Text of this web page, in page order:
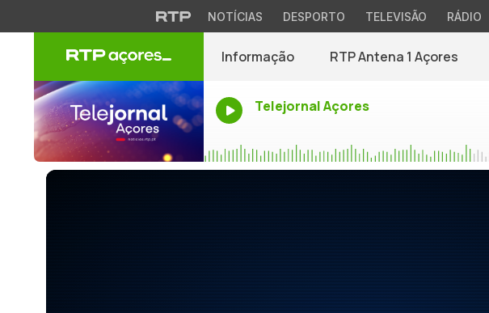
NOTÍCIAS DESPORTO TELEVISÃO RÁDIO
Informação RTP Antena 1 Açores
Telejornal Açores